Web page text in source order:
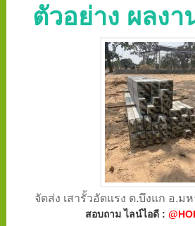
ตัวอย่าง ผลงา
จัดส่ง เสารั้วอัดแรง ต.บึงแก อ.ม
สอบถาม ไลน์ไอดี :